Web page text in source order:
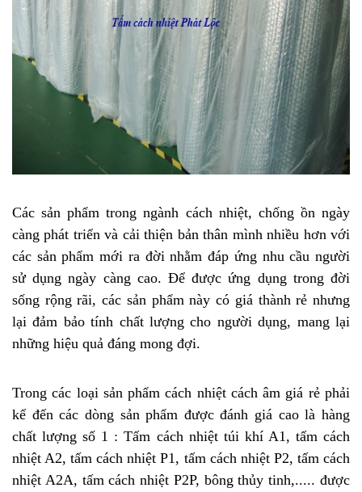
Các sản phẩm trong ngành cách nhiệt, chống ồn ngày
càng phát triển và cải thiện bản thân mình nhiều hơn với
các sản phẩm mới ra đời nhằm đáp ứng nhu cầu người
sử dụng ngày càng cao. Để được ứng dụng trong đời
sống rộng rãi, các sản phẩm này có giá thành rẻ nhưng
lại đảm bảo tính chất lượng cho người dụng, mang lại
những hiệu quả đáng mong đợi.
Trong các loại sản phẩm cách nhiệt cách âm giá rẻ phải
kể đến các dòng sản phẩm được đánh giá cao là hàng
chất lượng số 1 :Tấm cách nhiệt túi khí A1 , tấm cách
nhiệt A2,tấm cách nhiệt P1 , tấm cách nhiệt P2, tấm cách
nhiệt A2A, tấm cách nhiệt P2P, bông thủy tinh,..... được